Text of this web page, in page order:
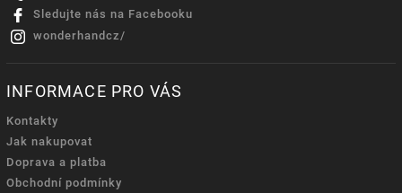
Sledujte nás na Facebooku
wonderhandcz/
INFORMACE PRO VÁS
Kontakty
Jak nakupovat
Doprava a platba
Obchodní podmínky